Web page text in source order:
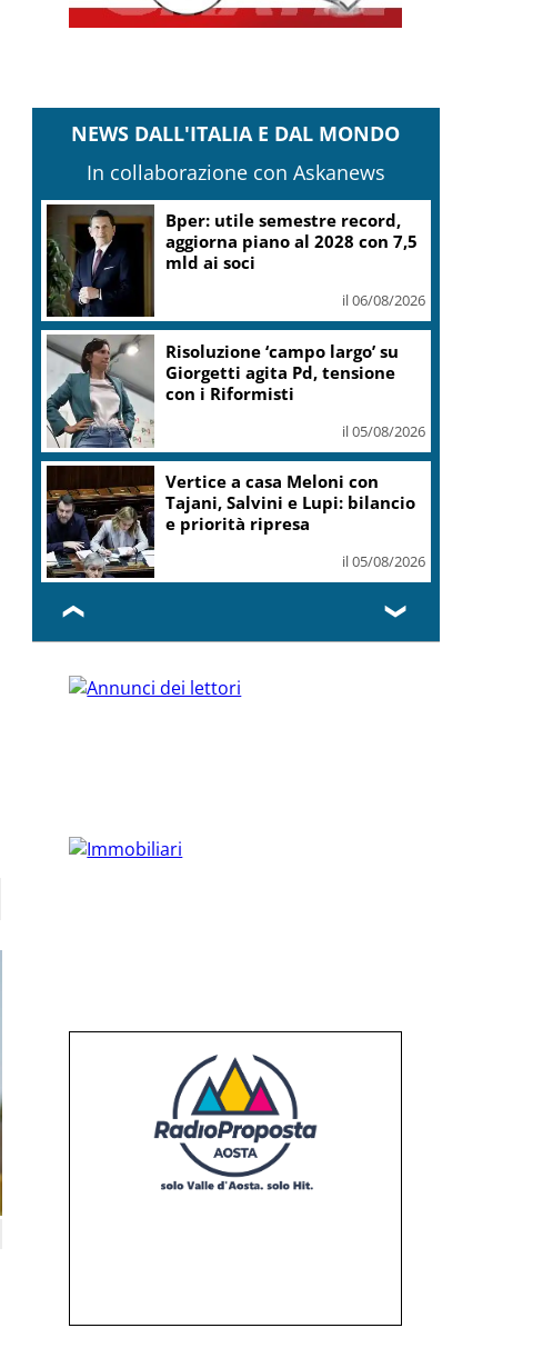
NEWS DALL'ITALIA E DAL MONDO
In collaborazione con Askanews
Bper: utile semestre record,
aggiorna piano al 2028 con 7,5
mld ai soci
il 06/08/2026
Risoluzione ‘campo largo’ su
Giorgetti agita Pd, tensione
con i Riformisti
il 05/08/2026
Vertice a casa Meloni con
Tajani, Salvini e Lupi: bilancio
e priorità ripresa
il 05/08/2026
❮ ❯